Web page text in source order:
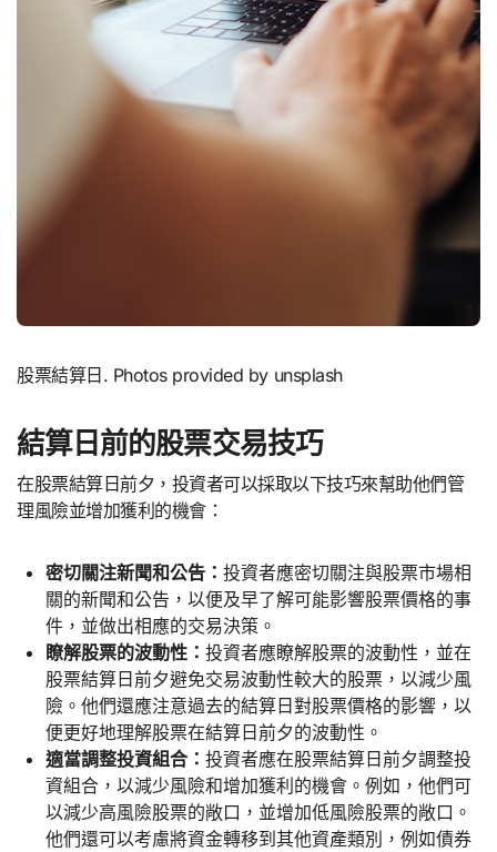
股票結算日. Photos provided by unsplash
結算日前的股票交易技巧
在股票結算日前夕，投資者可以採取以下技巧來幫助他們管
理風險並增加獲利的機會：
密切關注新聞和公告： 投資者應密切關注與股票市場相
關的新聞和公告，以便及早了解可能影響股票價格的事
件，並做出相應的交易決策。
瞭解股票的波動性： 投資者應瞭解股票的波動性，並在
股票結算日前夕避免交易波動性較大的股票，以減少風
險。他們還應注意過去的結算日對股票價格的影響，以
便更好地理解股票在結算日前夕的波動性。
適當調整投資組合： 投資者應在股票結算日前夕調整投
資組合，以減少風險和增加獲利的機會。例如，他們可
以減少高風險股票的敞口，並增加低風險股票的敞口。
他們還可以考慮將資金轉移到其他資產類別，例如債券